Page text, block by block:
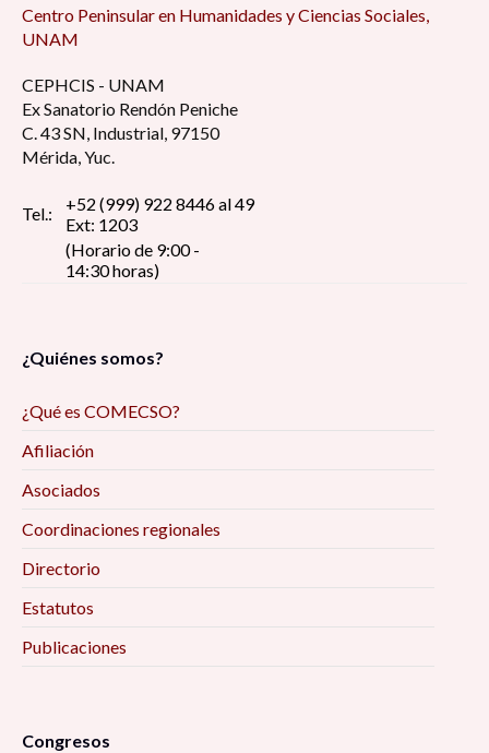
Centro Peninsular en Humanidades y Ciencias Sociales,
UNAM
CEPHCIS - UNAM
Ex Sanatorio Rendón Peniche
C. 43 SN, Industrial, 97150
Mérida, Yuc.
Tel.:
+52 (999) 922 8446 al 49
Ext: 1203
(Horario de 9:00 -
14:30 horas)
¿Quiénes somos?
¿Qué es COMECSO?
Afiliación
Asociados
Coordinaciones regionales
Directorio
Estatutos
Publicaciones
Congresos